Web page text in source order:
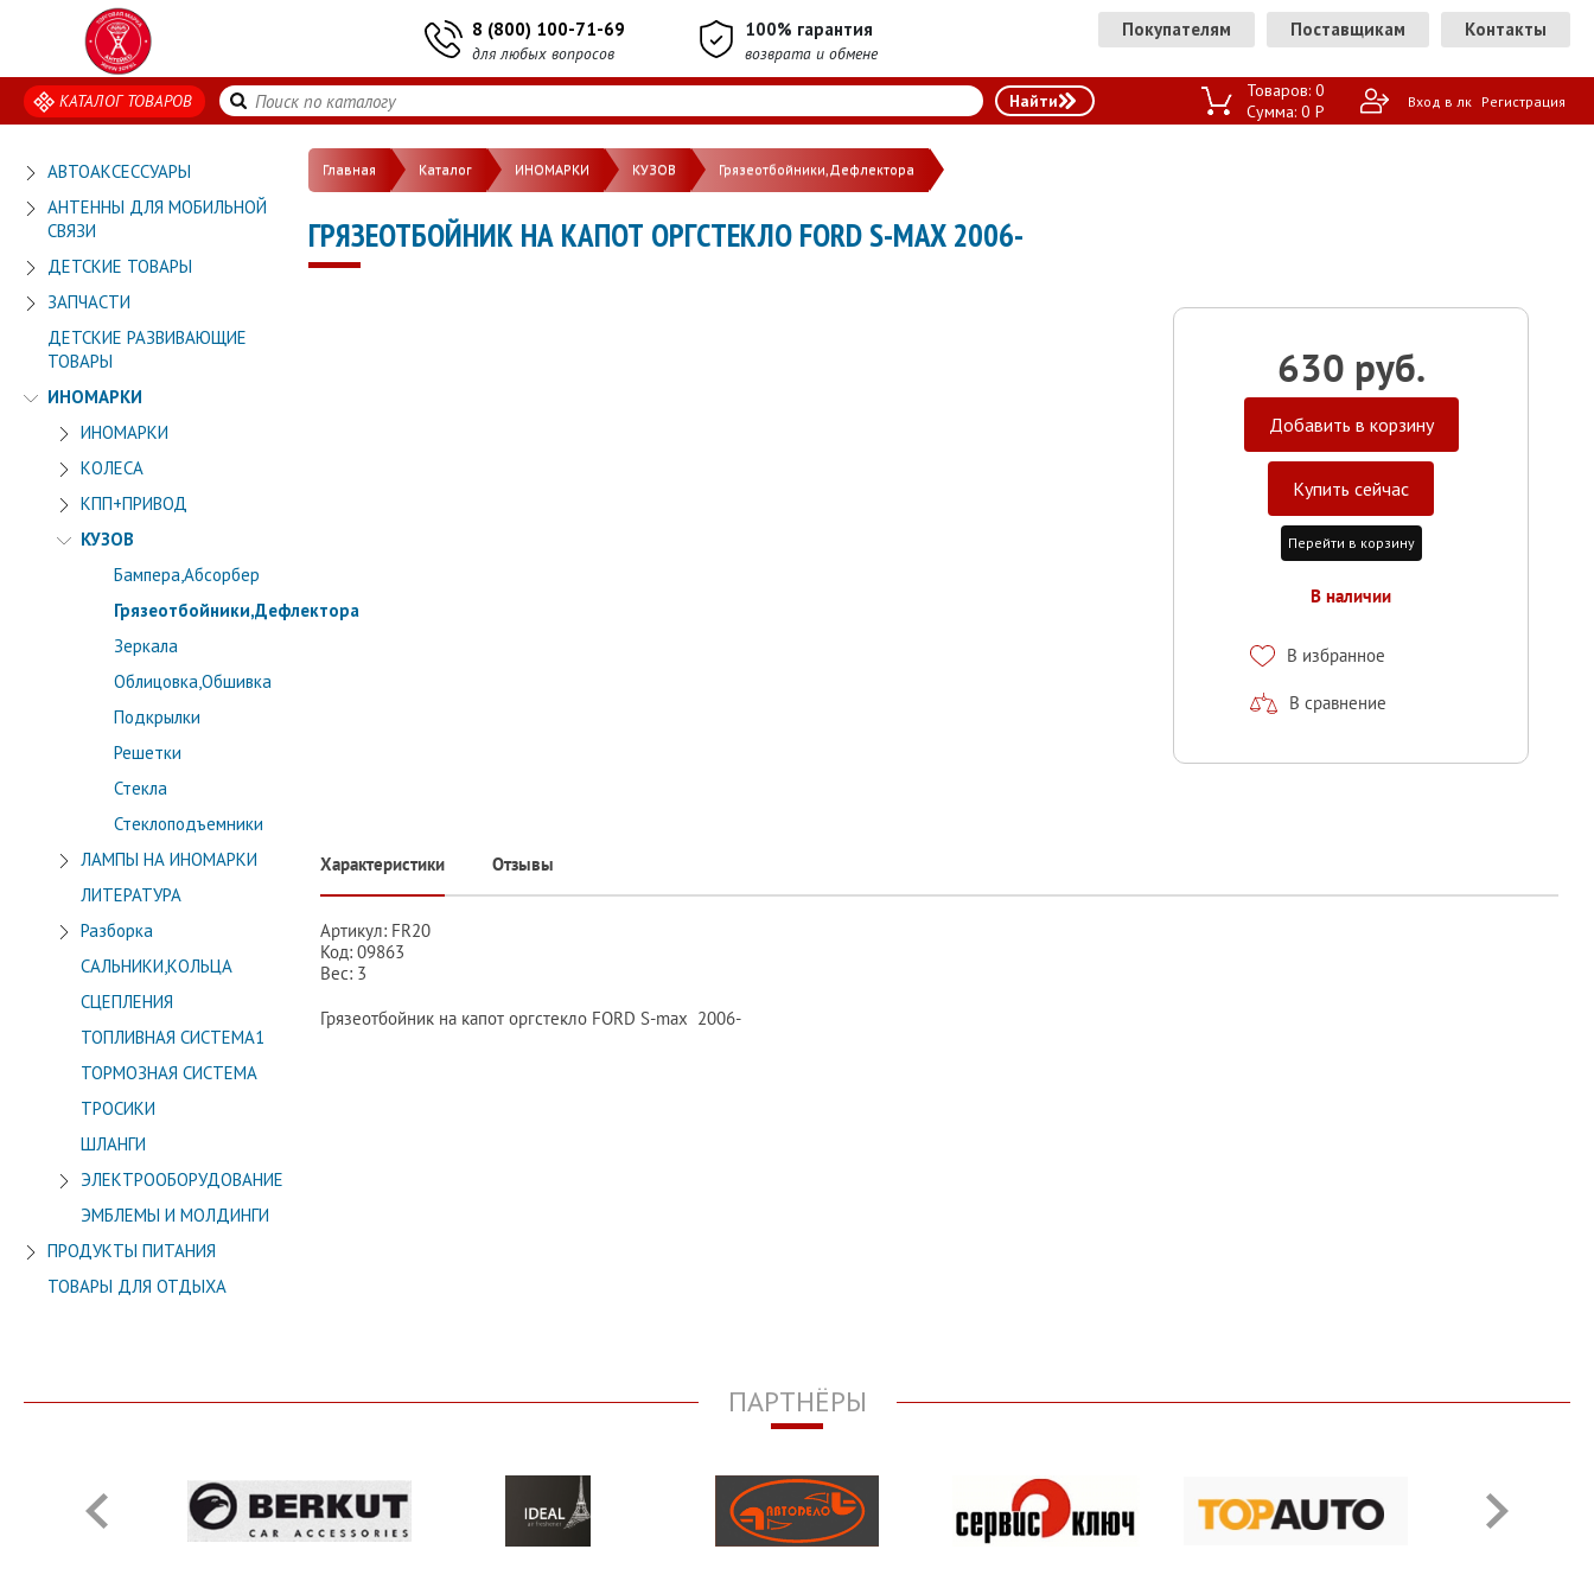
8 (800) 100-71-69
для любых вопросов
100% гарантия
возврата и обмене
Покупателям Поставщикам Контакты
КАТАЛОГ ТОВАРОВ Товаров: 0
Сумма: 0 P Вход в лк Регистрация
АВТОАКСЕССУАРЫ
АНТЕННЫ ДЛЯ МОБИЛЬНОЙ
СВЯЗИ
ДЕТСКИЕ ТОВАРЫ
ЗАПЧАСТИ
ДЕТСКИЕ РАЗВИВАЮЩИЕ
ТОВАРЫ
ИНОМАРКИ
ИНОМАРКИ
КОЛЕСА
КПП+ПРИВОД
КУЗОВ
Бампера,Абсорбер
Грязеотбойники,Дефлектора
Зеркала
Облицовка,Обшивка
Подкрылки
Решетки
Стекла
Стеклоподъемники
ЛАМПЫ НА ИНОМАРКИ
ЛИТЕРАТУРА
Разборка
САЛЬНИКИ,КОЛЬЦА
СЦЕПЛЕНИЯ
ТОПЛИВНАЯ СИСТЕМА1
ТОРМОЗНАЯ СИСТЕМА
ТРОСИКИ
ШЛАНГИ
ЭЛЕКТРООБОРУДОВАНИЕ
ЭМБЛЕМЫ И МОЛДИНГИ
ПРОДУКТЫ ПИТАНИЯ
ТОВАРЫ ДЛЯ ОТДЫХА
Главная Каталог ИНОМАРКИ КУЗОВ Грязеотбойники,Дефлектора
ГРЯЗЕОТБОЙНИК НА КАПОТ ОРГСТЕКЛО FORD S-MAX 2006-
630 руб.
Добавить в корзину
Купить сейчас
Перейти в корзину
В наличии
В избранное
В сравнение
Характеристики Отзывы
Артикул: FR20
Код: 09863
Вес: 3
Грязеотбойник на капот оргстекло FORD S-max 2006-
ПАРТНЁРЫ